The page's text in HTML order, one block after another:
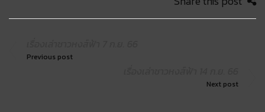
Previous post
Next post